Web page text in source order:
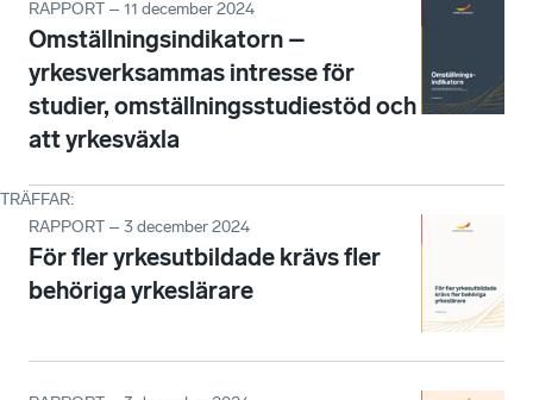
TRÄFFAR:
RAPPORT – 11 december 2024
Omställningsindikatorn –
yrkesverksammas intresse för
studier, omställningsstudiestöd och
att yrkesväxla
RAPPORT – 3 december 2024
För fler yrkesutbildade krävs fler
behöriga yrkeslärare